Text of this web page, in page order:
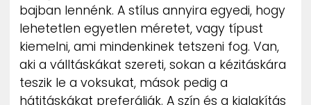
bajban lennénk. A stílus annyira egyedi, hogy
lehetetlen egyetlen méretet, vagy típust
kiemelni, ami mindenkinek tetszeni fog. Van,
aki a válltáskákat szereti, sokan a kézitáskára
teszik le a voksukat, mások pedig a
hátitáskákat preferálják. A szín és a kialakítás